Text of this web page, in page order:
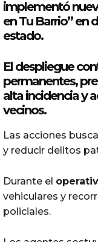
implementó
en Tu Barrio” en
estado.
El despliegue
permanentes,
alta incidencia y
vecinos.
Las acciones
y reducir delitos
Durante el
vehiculares y
policiales.